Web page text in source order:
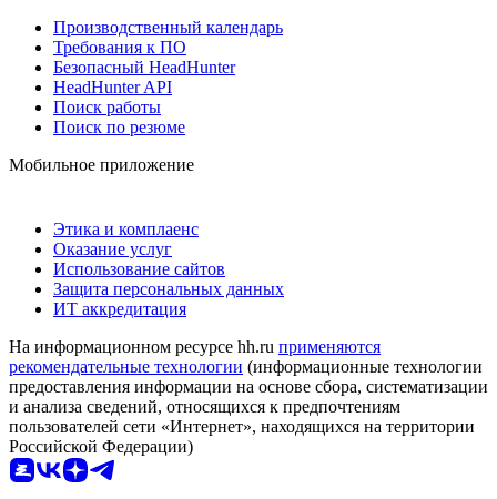
Производственный календарь
Требования к ПО
Безопасный HeadHunter
HeadHunter API
Поиск работы
Поиск по резюме
Мобильное приложение
Этика и комплаенс
Оказание услуг
Использование сайтов
Защита персональных данных
ИТ аккредитация
На информационном ресурсе hh.ru применяются
рекомендательные технологии (информационные технологии
предоставления информации на основе сбора, систематизации
и анализа сведений, относящихся к предпочтениям
пользователей сети «Интернет», находящихся на территории
Российской Федерации)